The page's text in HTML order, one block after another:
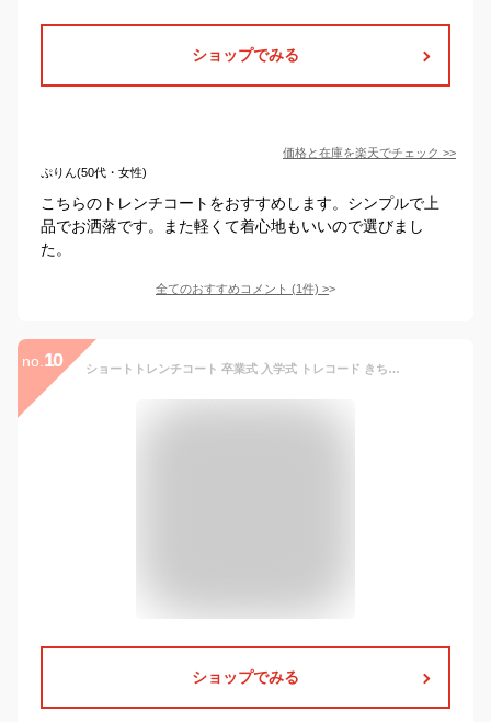
ショップでみる
価格と在庫を楽天でチェック >>
ぷりん(50代・女性)
こちらのトレンチコートをおすすめします。シンプルで上
品でお洒落です。また軽くて着心地もいいので選びまし
た。
全てのおすすめコメント (1件) >
no. 10 ショートトレンチコート 卒業式 入学式 トレコード きちんと感 ゆったりサイズ 裏地つき 春 冬 トレンド ベージュ ネイビー ポケット付き TRECODE レディース
ショップでみる